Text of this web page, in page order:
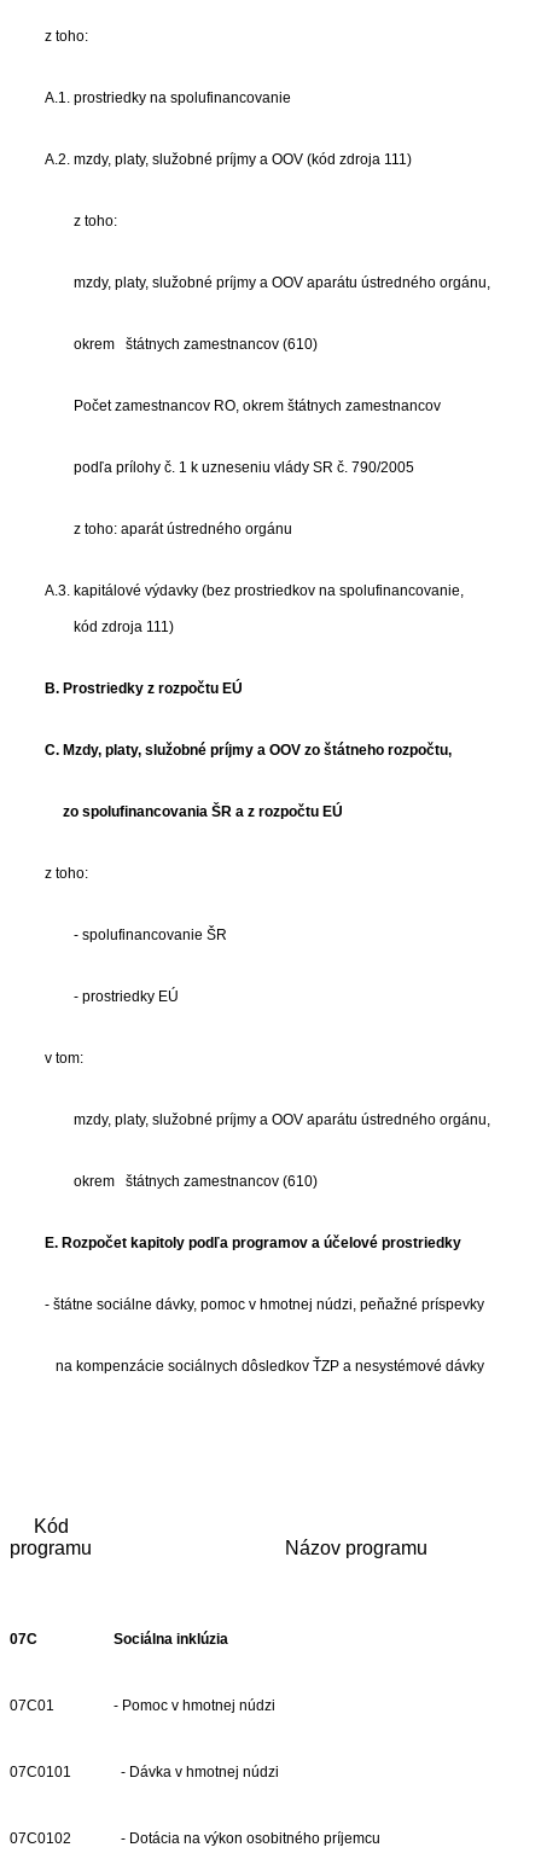
z toho:
A.1. prostriedky na spolufinancovanie
A.2. mzdy, platy, služobné príjmy a OOV (kód zdroja 111)
z toho:
mzdy, platy, služobné príjmy a OOV aparátu ústredného orgánu,
okrem štátnych zamestnancov (610)
Počet zamestnancov RO, okrem štátnych zamestnancov
podľa prílohy č. 1 k uzneseniu vlády SR č. 790/2005
z toho: aparát ústredného orgánu
A.3. kapitálové výdavky (bez prostriedkov na spolufinancovanie,
kód zdroja 111)
B. Prostriedky z rozpočtu EÚ
C. Mzdy, platy, služobné príjmy a OOV zo štátneho rozpočtu,
zo spolufinancovania ŠR a z rozpočtu EÚ
z toho:
- spolufinancovanie ŠR
- prostriedky EÚ
v tom:
mzdy, platy, služobné príjmy a OOV aparátu ústredného orgánu,
okrem štátnych zamestnancov (610)
E. Rozpočet kapitoly podľa programov a účelové prostriedky
- štátne sociálne dávky, pomoc v hmotnej núdzi, peňažné príspevky
na kompenzácie sociálnych dôsledkov ŤZP a nesystémové dávky
Kód
programu
Názov programu
07C Sociálna inklúzia
07C01 - Pomoc v hmotnej núdzi
07C0101 - Dávka v hmotnej núdzi
07C0102 - Dotácia na výkon osobitného príjemcu